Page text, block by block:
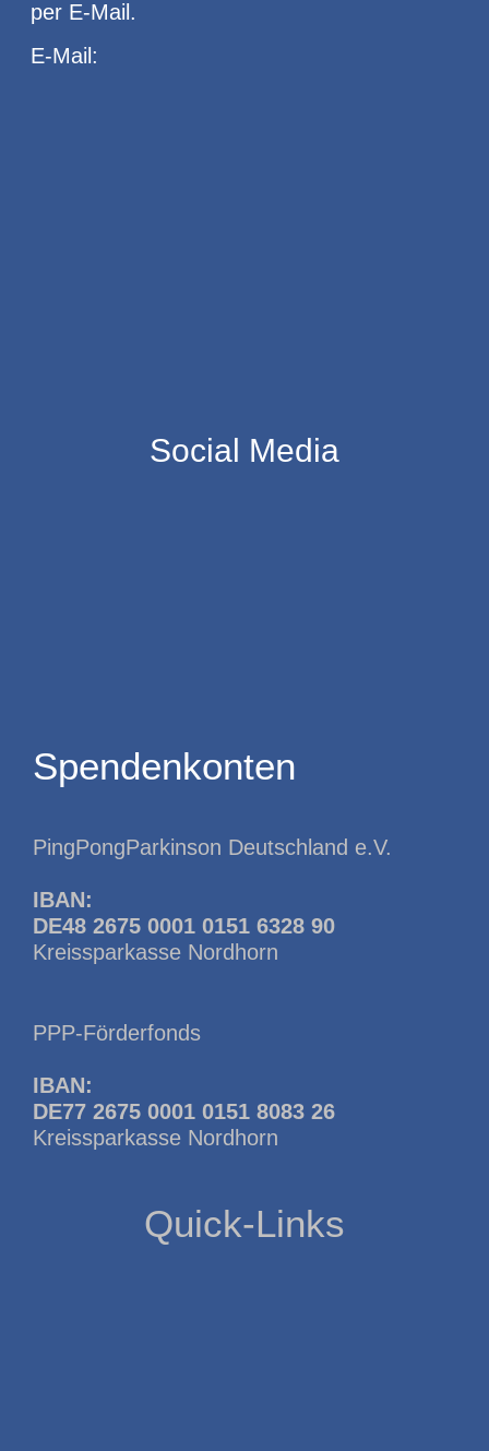
per E-Mail.
E-Mail:
Social Media
Spendenkonten
PingPongParkinson Deutschland e.V.
IBAN:
DE48 2675 0001 0151 6328 90
Kreissparkasse Nordhorn
PPP-Förderfonds
IBAN:
DE77 2675 0001 0151 8083 26
Kreissparkasse Nordhorn
Quick-Links